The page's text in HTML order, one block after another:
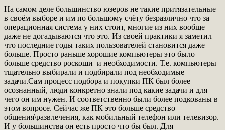
На самом деле большинство юзеров не такие притязательные
в своём выборе и им по большому счёту безразлично что за
операционная система у них стоит, многие из них вообще
даже не догадываются что это. Из своей практики я заметил
что последние годы таких пользователей становится даже
больше. Просто раньше хорошие компьютеры это было
больше средство роскоши и необходимости. Т.е. компьютеры
тщательно выбирали и подбирали под необходимые
задачи.Сам процесс подбора и покупки ПК был более
осознанный, люди конкретно знали под какие задачи и для
чего он им нужен. И соответственно были более подкованы в
этом вопросе. Сейчас же ПК это больше средство
общения\развлечения, как мобильный телефон или телевизор.
И у большинства он есть просто что бы был. Для